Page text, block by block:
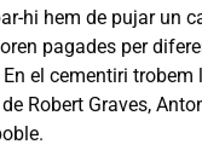
hi hem de pujar un
pagades per
el cementiri
Robert Graves,